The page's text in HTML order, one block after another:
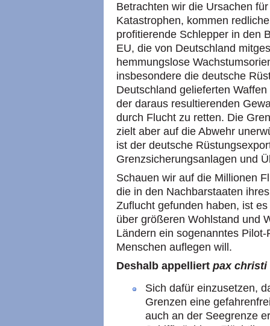
Betrachten wir die Ursachen
Katastrophen, kommen
profitierende Schlepper in den
EU, die von Deutschland
hemmungslose
insbesondere die deutsche
Deutschland gelieferten
der daraus resultierenden
durch Flucht zu retten. Die
zielt aber auf die Abwehr
ist der deutsche
Grenzsicherungsanlagen und
Schauen wir auf die Millionen
die in den Nachbarstaaten
Zuflucht gefunden haben, ist
über größeren Wohlstand und
Ländern ein sogenanntes
Menschen auflegen will.
Deshalb appelliert pax christi
Sich dafür einzusetzen,
Grenzen eine
auch an der Seegrenze